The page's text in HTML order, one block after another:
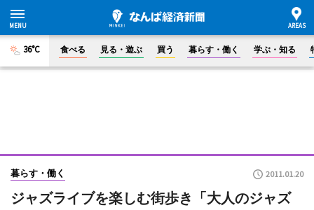
36°C 食べる 見る・遊ぶ 買う 暮らす・働く 学ぶ・知る
暮らす・働く 2011.01.20
ジャズライブを楽しむ街歩き「大人のジャズ